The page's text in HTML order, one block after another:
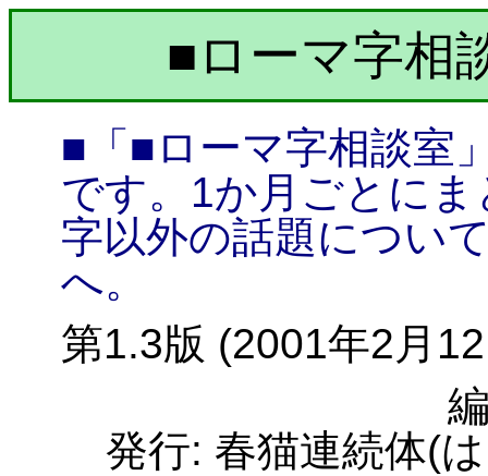
■ローマ字相
■「■ローマ字相談室
です。1か月ごとに
字以外の話題につい
へ。
第1.3版 (2001年2月
発行: 春猫連続体(